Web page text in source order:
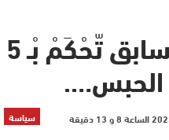
رئيس موريتانيا السابق تّحْكَمْ بْـ 5
الحبس….
سياسة